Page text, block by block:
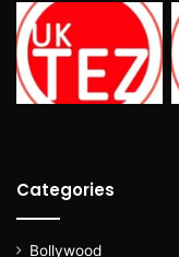
Categories
Bollywood